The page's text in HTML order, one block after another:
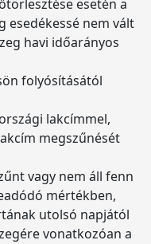
esetén a
esedékessé nem vált
havi időarányos
folyósításától
lakcímmel,
megszűnését
vagy nem áll fenn
mértékben,
utolsó napjától
vonatkozóan a